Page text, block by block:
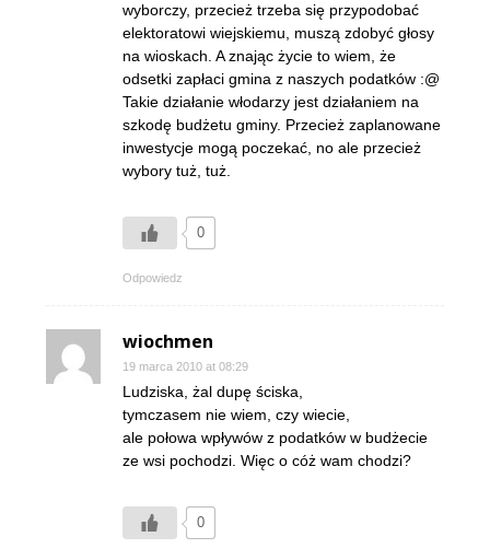
wyborczy, przecież trzeba się przypodobać
elektoratowi wiejskiemu, muszą zdobyć głosy
na wioskach. A znając życie to wiem, że
odsetki zapłaci gmina z naszych podatków :@
Takie działanie włodarzy jest działaniem na
szkodę budżetu gminy. Przecież zaplanowane
inwestycje mogą poczekać, no ale przecież
wybory tuż, tuż.
0
Odpowiedz
wiochmen
19 marca 2010 at 08:29
Ludziska, żal dupę ściska,
tymczasem nie wiem, czy wiecie,
ale połowa wpływów z podatków w budżecie
ze wsi pochodzi. Więc o cóż wam chodzi?
0